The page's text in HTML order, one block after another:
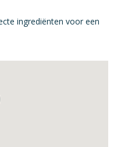
ingrediënten voor een